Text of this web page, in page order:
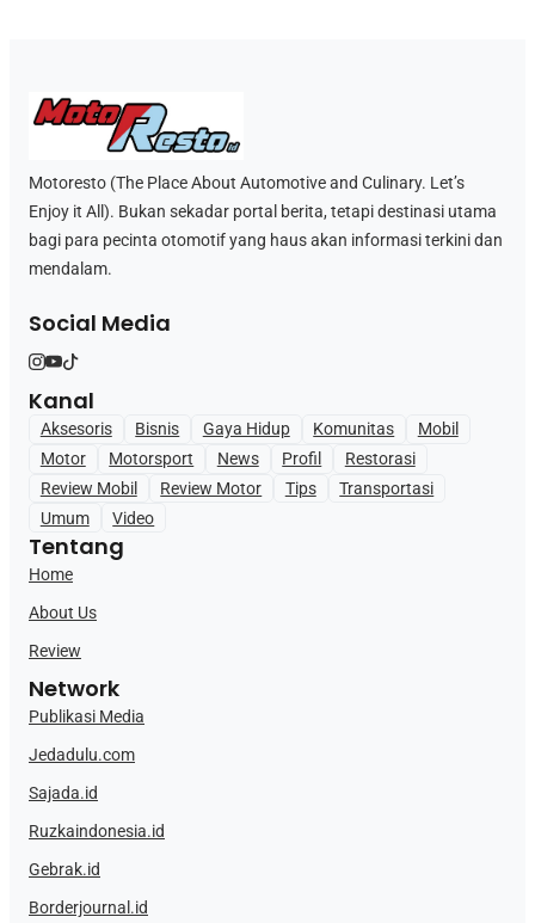
Motoresto (The Place About Automotive and Culinary. Let’s
Enjoy it All). Bukan sekadar portal berita, tetapi destinasi utama
bagi para pecinta otomotif yang haus akan informasi terkini dan
mendalam.
Social Media
Kanal
Aksesoris Bisnis Gaya Hidup Komunitas
Mobil
Motor
Motorsport News Profil
Restorasi
Review Mobil
Review Motor Tips
Transportasi
Umum
Video
Tentang
Home
About Us
Review
Network
Publikasi Media
Jedadulu.com
Sajada.id
Ruzkaindonesia.id
Gebrak.id
Borderjournal.id